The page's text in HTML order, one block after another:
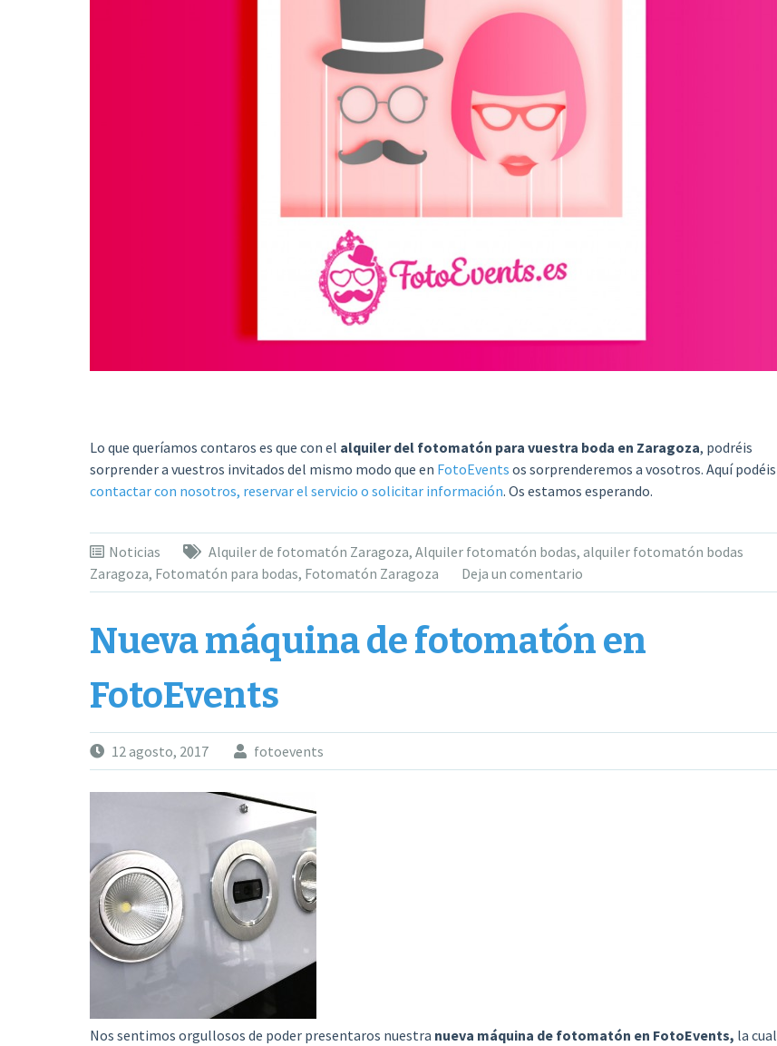
Lo que queríamos contaros es que con el alquiler del fotomatón para vuestra boda en Zaragoza, podréis
sorprender a vuestros invitados del mismo modo que en FotoEvents os sorprenderemos a vosotros. Aquí podéis
contactar con nosotros, reservar el servicio o solicitar información. Os estamos esperando.
Noticias Alquiler de fotomatón Zaragoza, Alquiler fotomatón bodas, alquiler fotomatón bodas
Zaragoza, Fotomatón para bodas, Fotomatón Zaragoza Deja un comentario
Nueva máquina de fotomatón en
FotoEvents
12 agosto, 2017 fotoevents
Nos sentimos orgullosos de poder presentaros nuestra nueva máquina de fotomatón en FotoEvents, la cual